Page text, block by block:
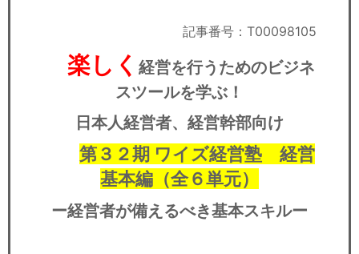
労務顧問
飲食店情報
記事番号：T00098105
楽しく 経営を行うためのビジネ
スツールを学ぶ！
日本人経営者、経営幹部向け
第３２期 ワイズ経営塾 経営
基本編（全６単元）
ー経営者が備えるべき基本スキルー